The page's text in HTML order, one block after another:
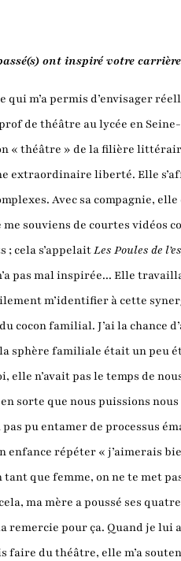
ont inspiré votre
qui m’a permis d’envisager
de théâtre au lycée en
« théâtre » de la filière
extraordinaire liberté. Elle
Avec sa compagnie,
souviens de courtes vidéos
; cela s’appelaitLes Poules de
pas mal inspirée... Elle
m’identifier à cette
cocon familial. J’ai la chance
sphère familiale était un peu
elle n’avait pas le temps de
sorte que nous puissions
pas pu entamer de processus
enfance répéter « j’aimerais
que femme, on ne te met
ma mère a poussé ses
remercie pour ça. Quand je lui
faire du théâtre, elle m’a